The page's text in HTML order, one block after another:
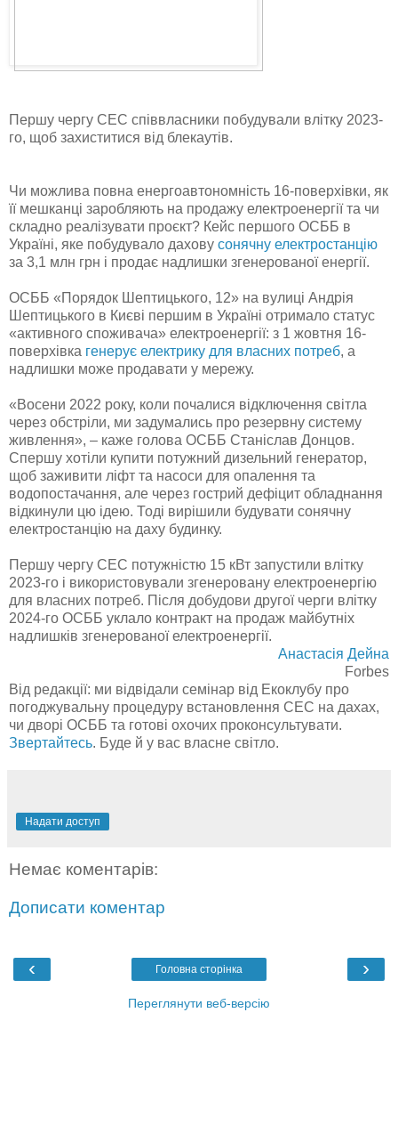
Першу чергу СЕС співвласники побудували влітку 2023-
го, щоб захиститися від блекаутів.
Чи можлива повна енергоавтономність 16-поверхівки, як
її мешканці заробляють на продажу електроенергії та чи
складно реалізувати проєкт? Кейс першого ОСББ в
Україні, яке побудувало дахову сонячну електростанцію
за 3,1 млн грн і продає надлишки згенерованої енергії.
ОСББ «Порядок Шептицького, 12» на вулиці Андрія
Шептицького в Києві першим в Україні отримало статус
«активного споживача» електроенергії: з 1 жовтня 16-
поверхівка генерує електрику для власних потреб, а
надлишки може продавати у мережу.
«Восени 2022 року, коли почалися відключення світла
через обстріли, ми задумались про резервну систему
живлення», – каже голова ОСББ Станіслав Донцов.
Спершу хотіли купити потужний дизельний генератор,
щоб заживити ліфт та насоси для опалення та
водопостачання, але через гострий дефіцит обладнання
відкинули цю ідею. Тоді вирішили будувати сонячну
електростанцію на даху будинку.
Першу чергу СЕС потужністю 15 кВт запустили влітку
2023-го і використовували згенеровану електроенергію
для власних потреб. Після добудови другої черги влітку
2024-го ОСББ уклало контракт на продаж майбутніх
надлишків згенерованої електроенергії.
Анастасія Дейна
Forbes
Від редакції: ми відвідали семінар від Екоклубу про
погоджувальну процедуру встановлення СЕС на дахах,
чи дворі ОСББ та готові охочих проконсультувати.
Звертайтесь. Буде й у вас власне світло.
Надати доступ
Немає коментарів:
Дописати коментар
‹ ›
Головна сторінка
Переглянути веб-версію